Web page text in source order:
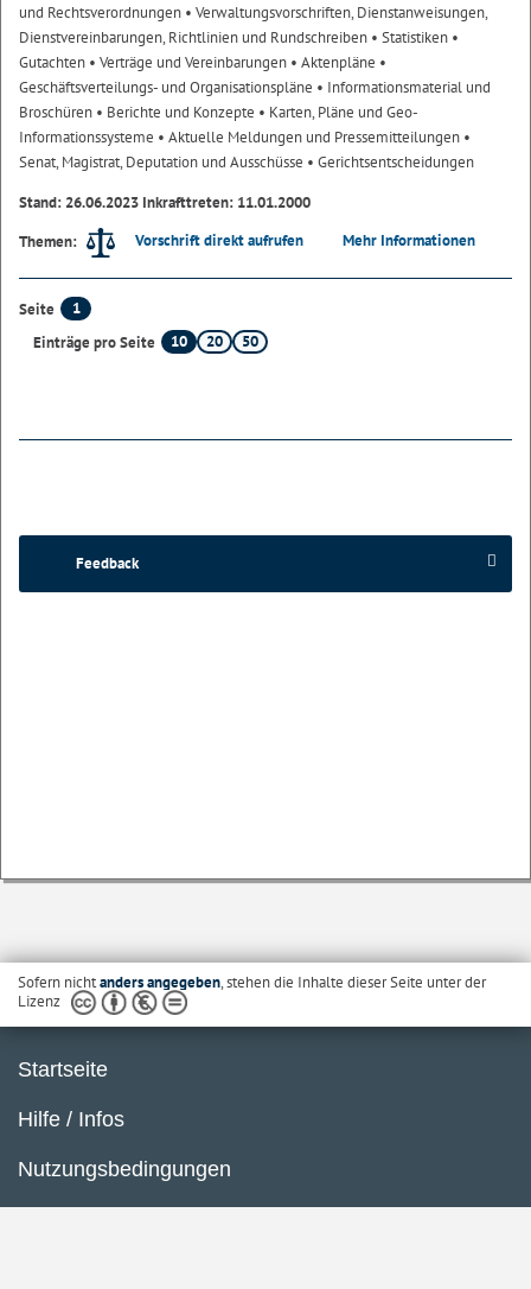
und Rechtsverordnungen • Verwaltungsvorschriften, Dienstanweisungen,
Dienstvereinbarungen, Richtlinien und Rundschreiben • Statistiken •
Gutachten • Verträge und Vereinbarungen • Aktenpläne •
Geschäftsverteilungs- und Organisationspläne • Informationsmaterial und
Broschüren • Berichte und Konzepte • Karten, Pläne und Geo-
Informationssysteme • Aktuelle Meldungen und Pressemitteilungen •
Senat, Magistrat, Deputation und Ausschüsse • Gerichtsentscheidungen
Stand: 26.06.2023 Inkrafttreten: 11.01.2000
Themen:
Vorschrift direkt aufrufen Mehr Informationen
Seite
1
Einträge pro Seite
10 20 50
Feedback
Sofern nichtanders angegeben, stehen die Inhalte dieser Seite unter der
Lizenz
Startseite
Hilfe / Infos
Nutzungsbedingungen